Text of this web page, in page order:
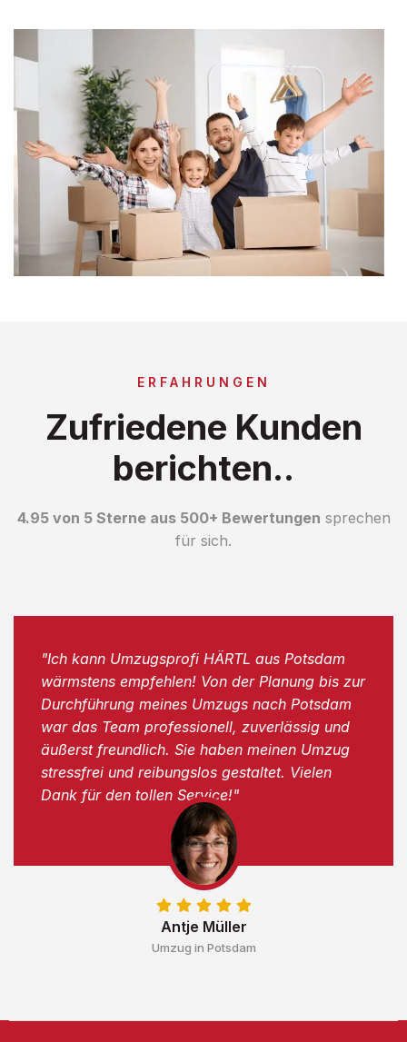
ERFAHRUNGEN
Zufriedene Kunden
berichten..
4.95 von 5 Sterne aus 500+ Bewertungen sprechen
für sich.
Antje Müller
Umzug in Potsdam
"Ich kann Umzugsprofi HÄRTL aus Potsdam
wärmstens empfehlen! Von der Planung bis zur
Durchführung meines Umzugs nach Potsdam
war das Team professionell, zuverlässig und
äußerst freundlich. Sie haben meinen Umzug
stressfrei und reibungslos gestaltet. Vielen
Dank für den tollen Service!"